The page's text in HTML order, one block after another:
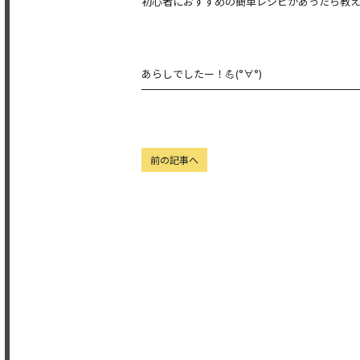
あらしでしたー！💪(°∀°)
前の記事へ